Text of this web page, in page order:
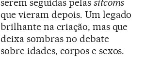
serem seguidas pelas sitcoms
que vieram depois. Um legado
brilhante na criação, mas que
deixa sombras no debate
sobre idades, corpos e sexos.